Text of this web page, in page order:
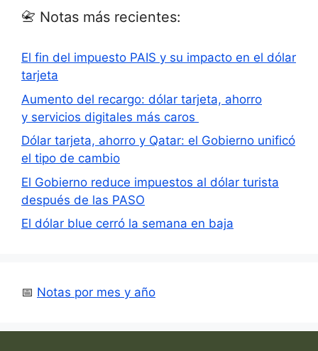
📇 Notas más recientes:
El fin del impuesto PAIS y su impacto en el dólar
tarjeta
Aumento del recargo: dólar tarjeta, ahorro
y servicios digitales más caros
Dólar tarjeta, ahorro y Qatar: el Gobierno unificó
el tipo de cambio
El Gobierno reduce impuestos al dólar turista
después de las PASO
El dólar blue cerró la semana en baja
📅 Notas por mes y año